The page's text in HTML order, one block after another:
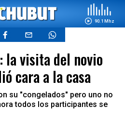
90.1 Mhz
la visita del novio
cara a la casa
su "congelados" pero uno no
todos los participantes se